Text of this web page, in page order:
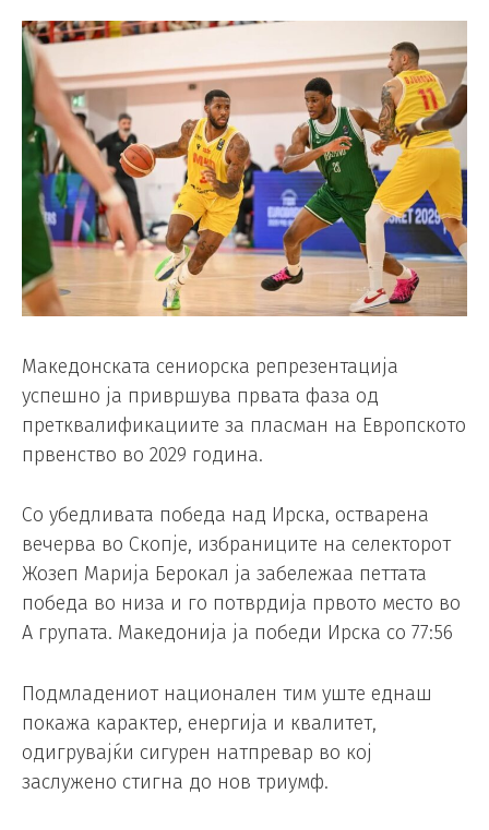
Македонската сениорска репрезентација
успешно ја привршува првата фаза од
претквалификациите за пласман на Европското
првенство во 2029 година.
Со убедливата победа над Ирска, остварена
вечерва во Скопје, избраниците на селекторот
Жозеп Марија Берокал ја забележаа петтата
победа во низа и го потврдија првото место во
А групата. Македонија ја победи Ирска со 77:56
Подмладениот национален тим уште еднаш
покажа карактер, енергија и квалитет,
одигрувајќи сигурен натпревар во кој
заслужено стигна до нов триумф.